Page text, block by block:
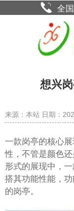
全
想兴
来源：本站 日期：
一款岗亭的核心
性，不管是颜色
形式的展现中，
搭其功能性能，
的岗亭。